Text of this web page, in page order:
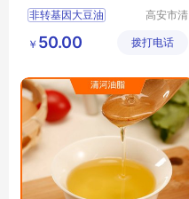
非转基因大豆油
正宗稻米油
高安市清
限公司
￥ 50.00 拨打电话